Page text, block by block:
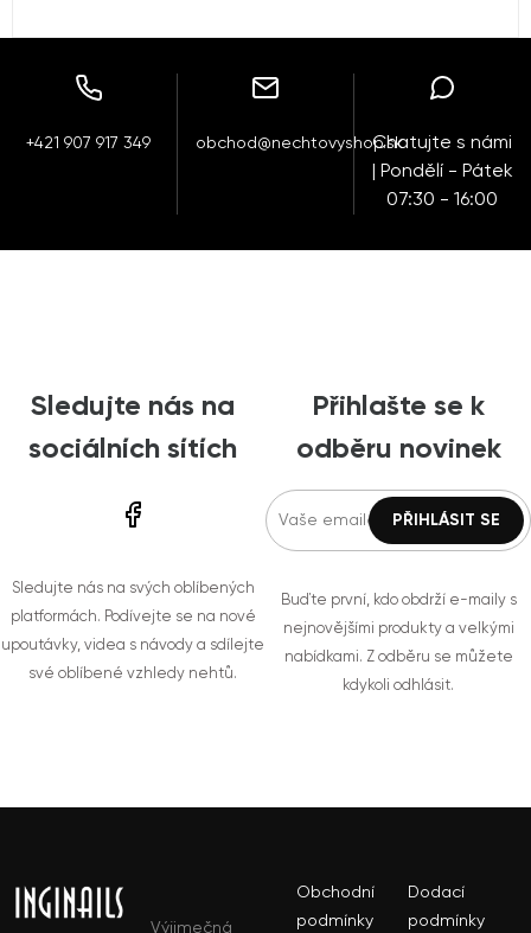
+421 907 917 349 obchod@nechtovyshop.skChatujte s námi
| Pondělí - Pátek
07:30 - 16:00
Sledujte nás na
sociálních sítích
Sledujte nás na svých oblíbených
platformách. Podívejte se na nové
upoutávky, videa s návody a sdílejte
své oblíbené vzhledy nehtů.
Přihlašte se k
odběru novinek
Buďte první, kdo obdrží e-maily s
nejnovějšími produkty a velkými
nabídkami. Z odběru se můžete
kdykoli odhlásit.
Výjimečná
Obchodní
podmínky
Dodací
podmínky